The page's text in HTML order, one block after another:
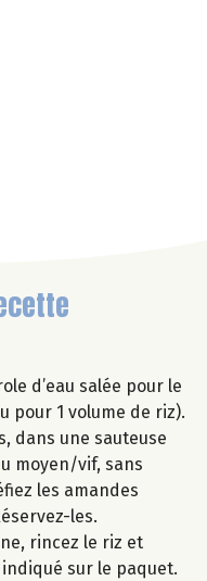
d’eau salée pour le
pour 1 volume de riz).
dans une sauteuse
moyen/vif, sans
les amandes
les.
rincez le riz et
sur le paquet.